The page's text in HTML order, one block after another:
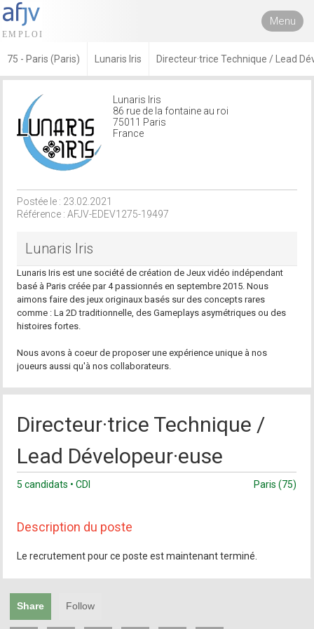
Menu
75 - Paris (Paris) Lunaris Iris Directeur·trice Technique / Lead
Lunaris Iris
86 rue de la fontaine au roi
75011 Paris
France
Postée le : 23.02.2021
Référence : AFJV-EDEV1275-19497
Lunaris Iris
Lunaris Iris est une société de création de Jeux vidéo indépendant
basé à Paris créée par 4 passionnés en septembre 2015. Nous
aimons faire des jeux originaux basés sur des concepts rares
comme : La 2D traditionnelle, des Gameplays asymétriques ou des
histoires fortes.
Nous avons à coeur de proposer une expérience unique à nos
joueurs aussi qu'à nos collaborateurs.
Directeur·trice Technique /
Lead Dévelopeur·euse
5 candidats • CDI Paris (75)
Description du poste
Le recrutement pour ce poste est maintenant terminé.
Share Follow